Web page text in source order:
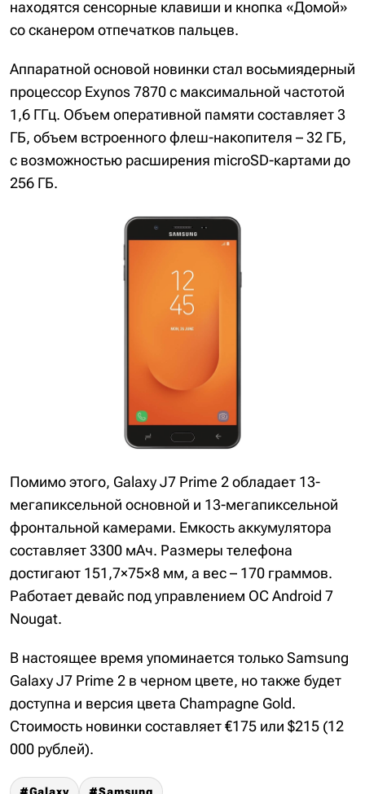
находятся сенсорные клавиши и кнопка «Домой»
со сканером отпечатков пальцев.
Аппаратной основой новинки стал восьмиядерный
процессор Exynos 7870 с максимальной частотой
1,6 ГГц. Объем оперативной памяти составляет 3
ГБ, объем встроенного флеш-накопителя – 32 ГБ,
с возможностью расширения microSD-картами до
256 ГБ.
Помимо этого, Galaxy J7 Prime 2 обладает 13-
мегапиксельной основной и 13-мегапиксельной
фронтальной камерами. Емкость аккумулятора
составляет 3300 мАч. Размеры телефона
достигают 151,7×75×8 мм, а вес – 170 граммов.
Работает девайс под управлением ОС Android 7
Nougat.
В настоящее время упоминается только Samsung
Galaxy J7 Prime 2 в черном цвете, но также будет
доступна и версия цвета Champagne Gold.
Стоимость новинки составляет €175 или $215 (12
000 рублей).
Galaxy Samsung